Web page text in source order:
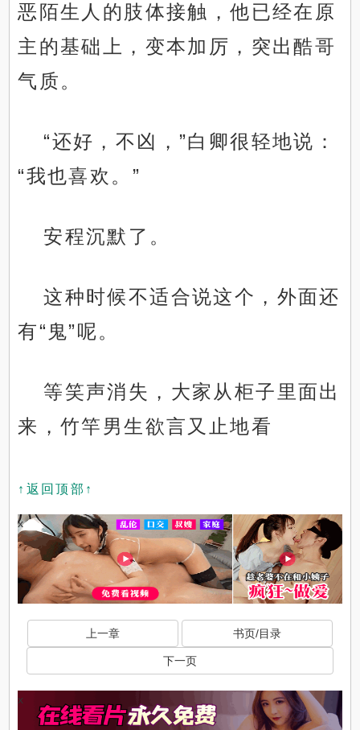
恶陌生人的肢体接触，他已经在原
主的基础上，变本加厉，突出酷哥
气质。
“还好，不凶，”白卿很轻地说：
“我也喜欢。”
安程沉默了。
这种时候不适合说这个，外面还
有“鬼”呢。
等笑声消失，大家从柜子里面出
来，竹竿男生欲言又止地看
↑返回顶部↑
x
上一章 书页/目录
下一页
x